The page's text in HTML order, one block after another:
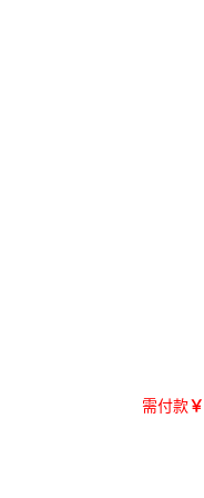
需付款￥